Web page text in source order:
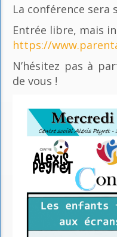
La conférence sera
Entrée libre, mais
https://
N’hésitez pas à
de vous !